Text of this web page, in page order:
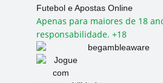
Futebol e Apostas Online
Apenas para maiores de 18
responsabilidade. +18